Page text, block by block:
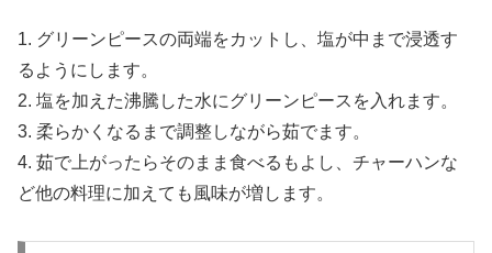
1. グリーンピースの両端をカットし、塩が中まで浸透す
るようにします。
2. 塩を加えた沸騰した水にグリーンピースを入れます。
3. 柔らかくなるまで調整しながら茹でます。
4. 茹で上がったらそのまま食べるもよし、チャーハンな
ど他の料理に加えても風味が増します。